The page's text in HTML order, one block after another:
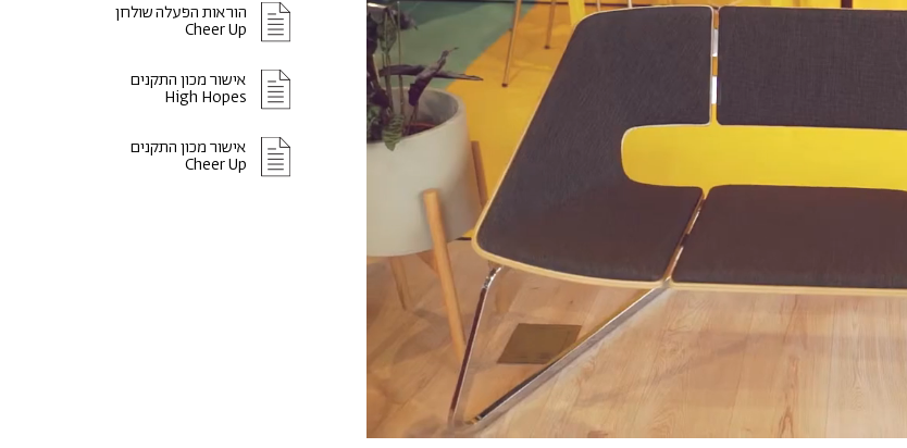
הוראות הפעלה שולחן
Cheer Up
אישור מכון התקנים
High Hopes
אישור מכון התקנים
Cheer Up